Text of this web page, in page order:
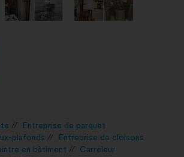
Entreprise de parquet
plafonds
Entreprise de cloisons
en bâtiment
Carreleur